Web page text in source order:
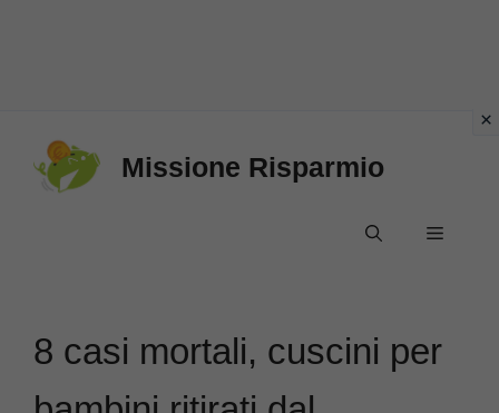
Missione Risparmio
Menu
8 casi mortali, cuscini per